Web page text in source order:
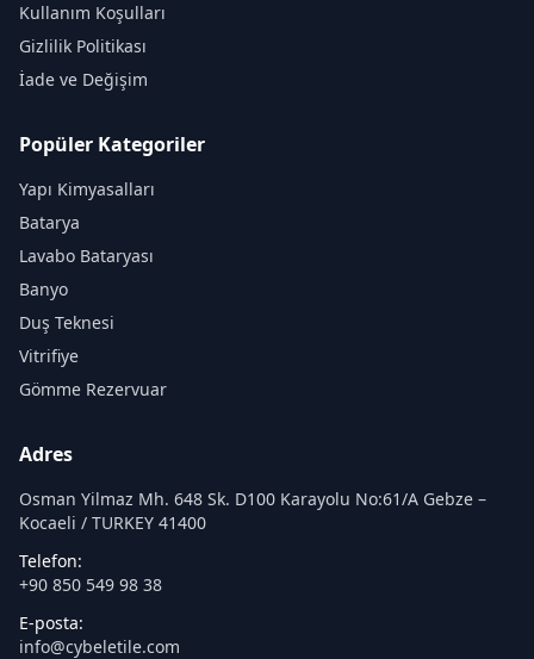
Kullanım Koşulları
Gizlilik Politikası
İade ve Değişim
Popüler Kategoriler
Yapı Kimyasalları
Batarya
Lavabo Bataryası
Banyo
Duş Teknesi
Vitrifiye
Gömme Rezervuar
Adres
Osman Yilmaz Mh. 648 Sk. D100 Karayolu No:61/A Gebze –
Kocaeli / TURKEY 41400
Telefon:
+90 850 549 98 38
E-posta:
info@cybeletile.com